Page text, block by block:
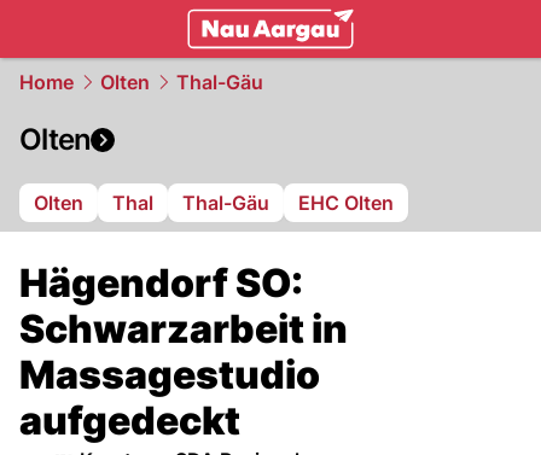
Home Olten Thal-Gäu
Olten
Olten Thal Thal-Gäu EHC Olten
Hägendorf SO:
Schwarzarbeit in
Massagestudio
aufgedeckt